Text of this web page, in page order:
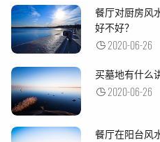
餐厅对厨房风
好不好？
2020-06-26
买墓地有什么
2020-06-26
餐厅在阳台风